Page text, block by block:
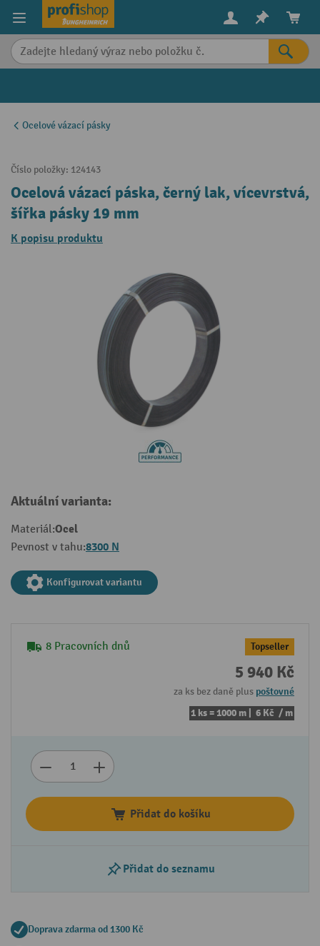
content
Ocelové vázací pásky
Číslo položky: 124143
Ocelová vázací páska, černý lak, vícevrstvá,
šířka pásky 19 mm
K popisu produktu
Aktuální varianta:
Materiál:Ocel
Pevnost v tahu:8300 N
Konfigurovat variantu
8 Pracovních dnů Topseller
5 940 Kč
za ks bez daně plus poštovné
1 ks = 1000 m | 6 Kč / m
Přidat do košíku
Přidat do seznamu
Doprava zdarma od 1300 Kč